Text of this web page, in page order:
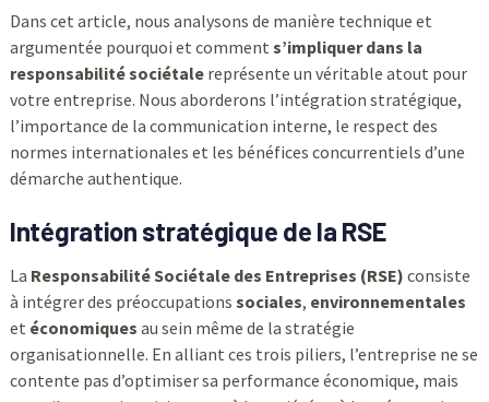
Dans cet article, nous analysons de manière technique et
argumentée pourquoi et comment s’impliquer dans la
responsabilité sociétalereprésente un véritable atout pour
votre entreprise. Nous aborderons l’intégration stratégique,
l’importance de la communication interne, le respect des
normes internationales et les bénéfices concurrentiels d’une
démarche authentique.
Intégration stratégique de la RSE
La Responsabilité Sociétale des Entreprises (RSE) consiste
à intégrer des préoccupations sociales, environnementales
et économiques au sein même de la stratégie
organisationnelle. En alliant ces trois piliers, l’entreprise ne se
contente pas d’optimiser sa performance économique, mais